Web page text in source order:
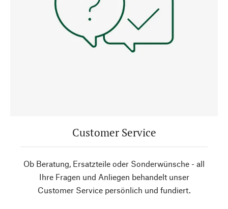
Customer Service
Ob Beratung, Ersatzteile oder Sonderwünsche - all
Ihre Fragen und Anliegen behandelt unser
Customer Service persönlich und fundiert.